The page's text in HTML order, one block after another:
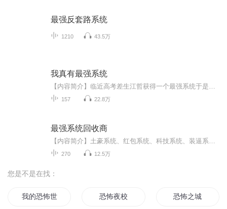
最强反套路系统
1210 43.5万
我真有最强系统
157 22.8万
最强系统回收商
270 12.5万
您是不是在找：
我的恐怖世界 恐怖夜校 恐怖之城